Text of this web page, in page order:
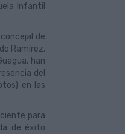
Infantil
de
Ramírez,
han
del
en las
para
de éxito